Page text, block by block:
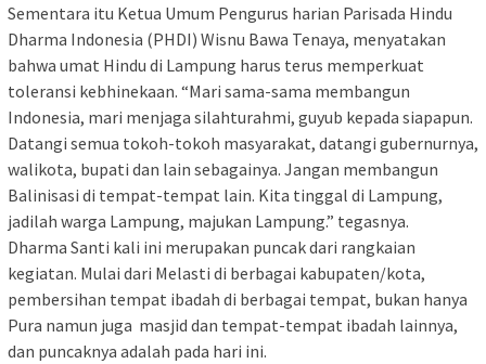
Sementara itu Ketua Umum Pengurus harian Parisada Hindu
Dharma Indonesia (PHDI) Wisnu Bawa Tenaya, menyatakan
bahwa umat Hindu di Lampung harus terus memperkuat
toleransi kebhinekaan. “Mari sama-sama membangun
Indonesia, mari menjaga silahturahmi, guyub kepada siapapun.
Datangi semua tokoh-tokoh masyarakat, datangi gubernurnya,
walikota, bupati dan lain sebagainya. Jangan membangun
Balinisasi di tempat-tempat lain. Kita tinggal di Lampung,
jadilah warga Lampung, majukan Lampung.” tegasnya.
Dharma Santi kali ini merupakan puncak dari rangkaian
kegiatan. Mulai dari Melasti di berbagai kabupaten/kota,
pembersihan tempat ibadah di berbagai tempat, bukan hanya
Pura namun juga masjid dan tempat-tempat ibadah lainnya,
dan puncaknya adalah pada hari ini.